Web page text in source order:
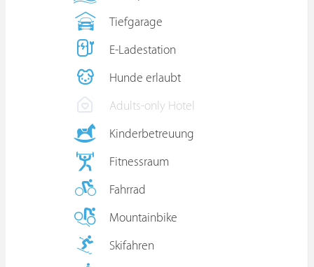
Tiefgarage
E-Ladestation
Hunde erlaubt
Adults-only Hotel
Kinderbetreuung
Fitnessraum
Fahrrad
Mountainbike
Skifahren